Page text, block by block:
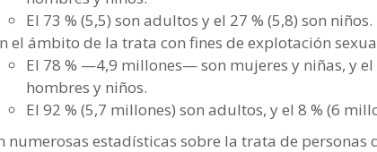
El 73 % (5,5) son adultos y el 27 % (5,8) son niños.
el ámbito de la trata con fines de explotación
El 78 % —4,9 millones— son mujeres y niñas, y
hombres y niños.
El 92 % (5,7 millones) son adultos, y el 8 % (6
numerosas estadísticas sobre la trata de